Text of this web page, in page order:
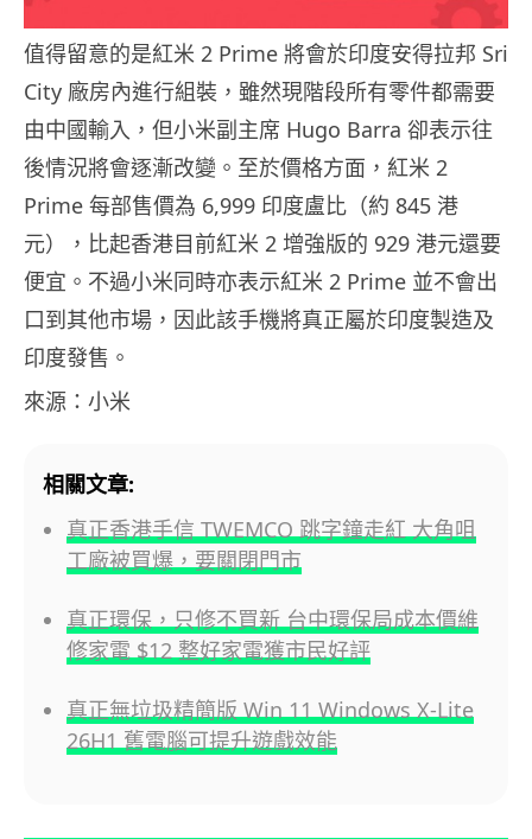
值得留意的是紅米 2 Prime 將會於印度安得拉邦 Sri
City 廠房內進行組裝，雖然現階段所有零件都需要
由中國輸入，但小米副主席 Hugo Barra 卻表示往
後情況將會逐漸改變。至於價格方面，紅米 2
Prime 每部售價為 6,999 印度盧比（約 845 港
元），比起香港目前紅米 2 增強版的 929 港元還要
便宜。不過小米同時亦表示紅米 2 Prime 並不會出
口到其他市場，因此該手機將真正屬於印度製造及
印度發售。
來源：小米
相關文章:
真正香港手信 TWEMCO 跳字鐘走紅 大角咀
工廠被買爆，要關閉門市
真正環保，只修不買新 台中環保局成本價維
修家電 $12 整好家電獲市民好評
真正無垃圾精簡版 Win 11 Windows X-Lite
26H1 舊電腦可提升遊戲效能